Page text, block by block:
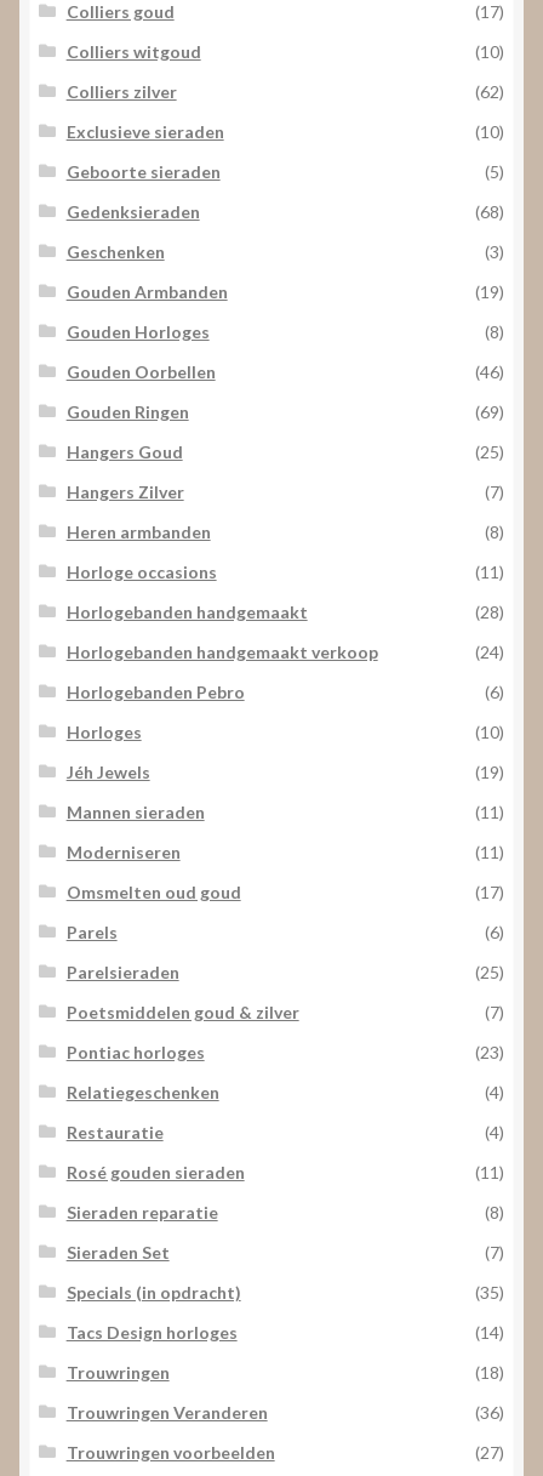
Colliers goud
(17)
Colliers witgoud
(10)
Colliers zilver
(62)
Exclusieve sieraden
(10)
Geboorte sieraden
(5)
Gedenksieraden
(68)
Geschenken
(3)
Gouden Armbanden
(19)
Gouden Horloges
(8)
Gouden Oorbellen
(46)
Gouden Ringen
(69)
Hangers Goud
(25)
Hangers Zilver
(7)
Heren armbanden
(8)
Horloge occasions
(11)
Horlogebanden handgemaakt
(28)
Horlogebanden handgemaakt verkoop
(24)
Horlogebanden Pebro
(6)
Horloges
(10)
Jéh Jewels
(19)
Mannen sieraden
(11)
Moderniseren
(11)
Omsmelten oud goud
(17)
Parels
(6)
Parelsieraden
(25)
Poetsmiddelen goud & zilver
(7)
Pontiac horloges
(23)
Relatiegeschenken
(4)
Restauratie
(4)
Rosé gouden sieraden
(11)
Sieraden reparatie
(8)
Sieraden Set
(7)
Specials (in opdracht)
(35)
Tacs Design horloges
(14)
Trouwringen
(18)
Trouwringen Veranderen
(36)
Trouwringen voorbeelden
(27)